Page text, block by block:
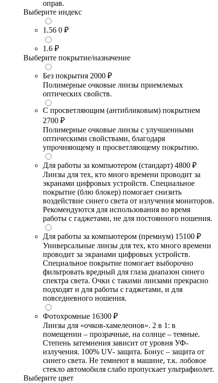
оправ.
Выберите индекс
1.56 0 ₽
1.6 ₽
Выберите покрытие/назначение
Без покрытия 2000 ₽
Полимерные очковые линзы приемлемых
оптических свойств.
С просветляющим (антибликовым) покрытием
2700 ₽
Полимерные очковые линзы с улучшенными
оптическими свойствами, благодаря
упрочняющему и просветляющему покрытию.
Для работы за компьютером (стандарт) 4800 ₽
Линзы для тех, кто много времени проводит за
экранами цифровых устройств. Специальное
покрытие (блю блокер) помогает снизить
воздействие синего света от излучения мониторов.
Рекомендуются для использования во время
работы с гаджетами, не для постоянного ношения.
Для работы за компьютером (премиум) 15100 ₽
Универсальные линзы для тех, кто много времени
проводит за экранами цифровых устройств.
Специальное покрытие помогает выборочно
фильтровать вредный для глаза диапазон синего
спектра света. Очки с такими линзами прекрасно
подходят и для работы с гаджетами, и для
повседневного ношения.
Фотохромные 16300 ₽
Линзы для «очков-хамелеонов». 2 в 1: в
помещении – прозрачные, на солнце – темные.
Степень затемнения зависит от уровня УФ-
излучения. 100% UV- защита. Бонус – защита от
синего света. Не темнеют в машине, т.к. лобовое
стекло автомобиля слабо пропускает ультрафиолет.
Выберите цвет